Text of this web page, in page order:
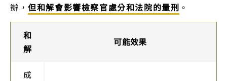
辦，但和解會影響檢察官處分和法院的量刑 。
和
解
可能效果
成